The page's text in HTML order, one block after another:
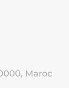
Maroc